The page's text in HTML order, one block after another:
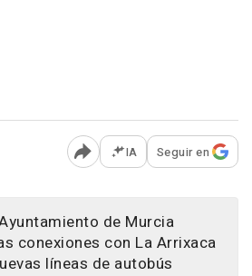
Abrir opciones para
IA Seguir en
de Murcia
conexiones con La Arrixaca
líneas de autobús